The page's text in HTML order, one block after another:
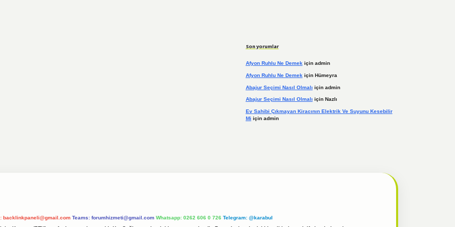
Son yorumlar
Afyon Ruhlu Ne Demekiçin admin
Afyon Ruhlu Ne Demek için Hümeyra
Abajur Seçimi Nasıl Olmalı için admin
Abajur Seçimi Nasıl Olmalı için Nazlı
Ev Sahibi Çıkmayan Kiracının Elektrik Ve Suyunu Kesebilir
Mi için admin
backlinkpaneli@gmail.com Teams: forumhizmeti@gmail.com Whatsapp: 0262 606 0 726 Telegram: @karabul